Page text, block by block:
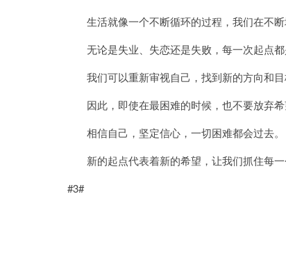
生活就像一个不断循环的过程，我们在不断
无论是失业、失恋还是失败，每一次起点都
我们可以重新审视自己，找到新的方向和目
因此，即使在最困难的时候，也不要放弃希
相信自己，坚定信心，一切困难都会过去。
新的起点代表着新的希望，让我们抓住每一
#3#